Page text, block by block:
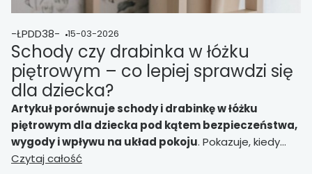
-ŁPDD38- 15-03-2026
Schody czy drabinka w łóżku
piętrowym – co lepiej sprawdzi się
dla dziecka?
Artykuł porównuje schody i drabinkę w łóżku
piętrowym dla dziecka pod kątem bezpieczeństwa,
wygody i wpływu na układ pokoju. Pokazuje, kiedy
lepiej sprawdzi się prosta drabinka oszczędzająca
Czytaj całość